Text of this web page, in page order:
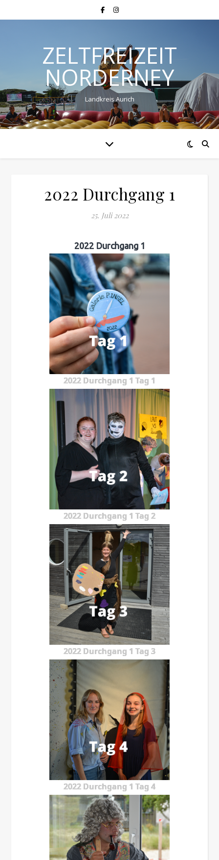
ZELTFREIZEIT
NORDERNEY
Landkreis Aurich
2022 Durchgang 1
25. Juli 2022
2022 Durchgang 1
2022 Durchgang 1 Tag 1
2022 Durchgang 1 Tag 2
2022 Durchgang 1 Tag 3
2022 Durchgang 1 Tag 4